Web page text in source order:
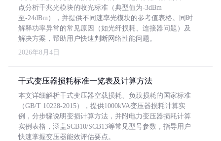
点分析千兆光模块的收光标准（典型值为-3dBm
至-24dBm），并提供不同速率光模块的参考值表格。同时
解释功率异常的常见原因（如光纤损耗、连接器问题）及
解决方案，帮助用户快速判断网络性能问题。
2026年8月4日
干式变压器损耗标准一览表及计算方法
本文详细解析干式变压器空载损耗、负载损耗的国家标准
（GB/T 10228-2015），提供1000kVA变压器损耗计算实
例，分步骤说明变损计算方法，并附电力变压器损耗计算
实例表格，涵盖SCB10/SCB13等常见型号参数，指导用户
快速掌握变压器能效评估要点。